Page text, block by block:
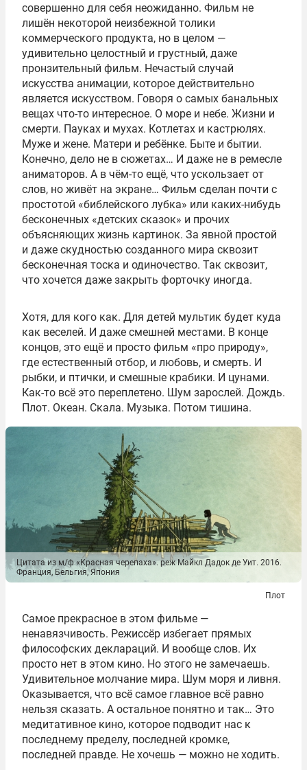
совершенно для себя неожиданно. Фильм не
лишён некоторой неизбежной толики
коммерческого продукта, но в целом —
удивительно целостный и грустный, даже
пронзительный фильм. Нечастый случай
искусства анимации, которое действительно
является искусством. Говоря о самых банальных
вещах что-то интересное. О море и небе. Жизни и
смерти. Пауках и мухах. Котлетах и кастрюлях.
Муже и жене. Матери и ребёнке. Быте и бытии.
Конечно, дело не в сюжетах… И даже не в ремесле
аниматоров. А в чём-то ещё, что ускользает от
слов, но живёт на экране… Фильм сделан почти с
простотой «библейского лубка» или каких-нибудь
бесконечных «детских сказок» и прочих
объясняющих жизнь картинок. За явной простой
и даже скудностью созданного мира сквозит
бесконечная тоска и одиночество. Так сквозит,
что хочется даже закрыть форточку иногда.
Хотя, для кого как. Для детей мультик будет куда
как веселей. И даже смешней местами. В конце
концов, это ещё и просто фильм «про природу»,
где естественный отбор, и любовь, и смерть. И
рыбки, и птички, и смешные крабики. И цунами.
Как-то всё это переплетено. Шум зарослей. Дождь.
Плот. Океан. Скала. Музыка. Потом тишина.
Цитата из м/ф «Красная черепаха». реж Майкл Дадок де Уит. 2016.
Франция, Бельгия, Япония
Плот
Самое прекрасное в этом фильме —
ненавязчивость. Режиссёр избегает прямых
философских деклараций. И вообще слов. Их
просто нет в этом кино. Но этого не замечаешь.
Удивительное молчание мира. Шум моря и ливня.
Оказывается, что всё самое главное всё равно
нельзя сказать. А остальное понятно и так… Это
медитативное кино, которое подводит нас к
последнему пределу, последней кромке,
последней правде. Не хочешь — можно не ходить.